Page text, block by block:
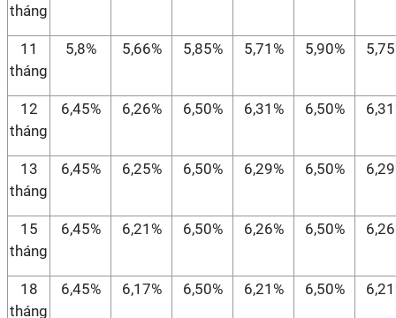
tháng
11
tháng
5,8% 5,66% 5,85% 5,71% 5,90%
12
tháng
6,45% 6,26% 6,50% 6,31% 6,50%
13
tháng
6,45% 6,25% 6,50% 6,29% 6,50%
15
tháng
6,45% 6,21% 6,50% 6,26% 6,50%
18
tháng
6,45% 6,17% 6,50% 6,21% 6,50%